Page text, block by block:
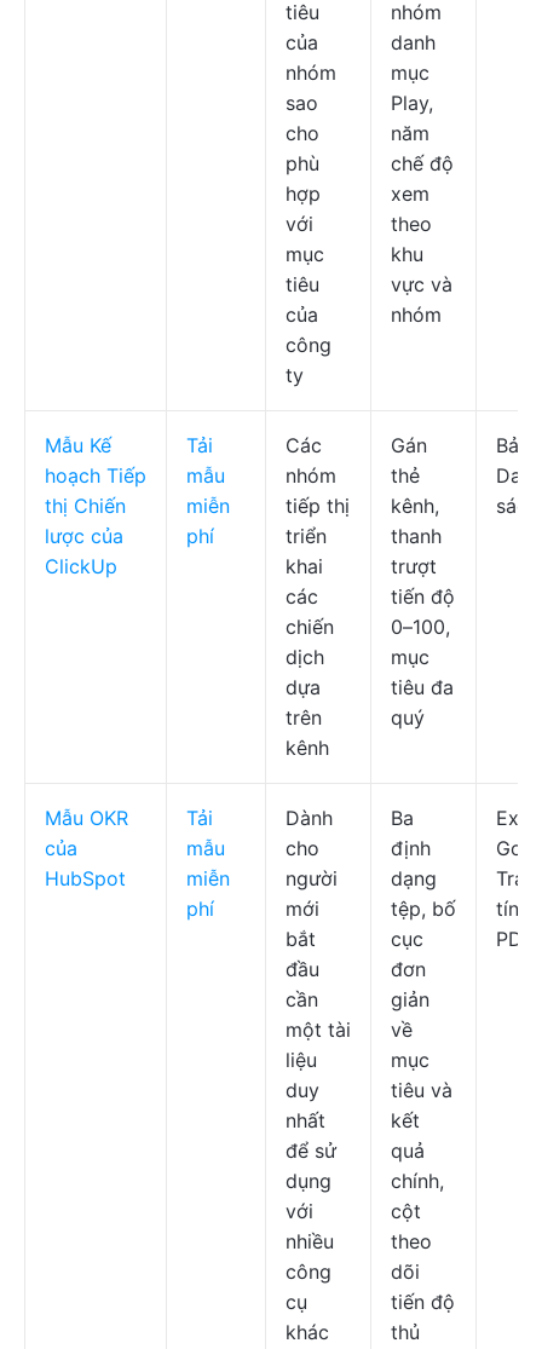
tiêu
của
nhóm
sao
cho
phù
hợp
với
mục
tiêu
của
công
ty
nhóm
danh
mục
Play,
năm
chế độ
xem
theo
khu
vực và
nhóm
Mẫu Kế
hoạch Tiếp
thị Chiến
lược của
ClickUp
Tải
mẫu
miễn
phí
Các
nhóm
tiếp thị
triển
khai
các
chiến
dịch
dựa
trên
kênh
Gán
thẻ
kênh,
thanh
trượt
tiến độ
0–100,
mục
tiêu đa
quý
Danh
sách
Mẫu OKR
của
HubSpot
Tải
mẫu
miễn
phí
Dành
cho
người
mới
bắt
đầu
cần
một tài
liệu
duy
nhất
để sử
dụng
với
nhiều
công
cụ
khác
Ba
định
dạng
tệp, bố
cục
đơn
giản
về
mục
tiêu và
kết
quả
chính,
cột
theo
dõi
tiến độ
thủ
tính,
PDF